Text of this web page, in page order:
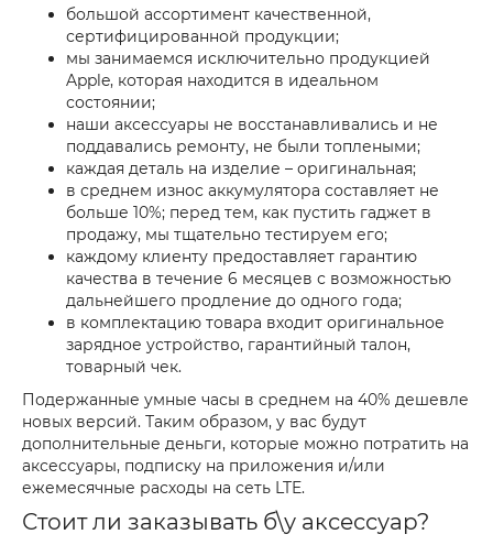
большой ассортимент качественной,
сертифицированной продукции;
мы занимаемся исключительно продукцией
Apple, которая находится в идеальном
состоянии;
наши аксессуары не восстанавливались и не
поддавались ремонту, не были топлеными;
каждая деталь на изделие – оригинальная;
в среднем износ аккумулятора составляет не
больше 10%; перед тем, как пустить гаджет в
продажу, мы тщательно тестируем его;
каждому клиенту предоставляет гарантию
качества в течение 6 месяцев с возможностью
дальнейшего продление до одного года;
в комплектацию товара входит оригинальное
зарядное устройство, гарантийный талон,
товарный чек.
Подержанные умные часы в среднем на 40% дешевле
новых версий. Таким образом, у вас будут
дополнительные деньги, которые можно потратить на
аксессуары, подписку на приложения и/или
ежемесячные расходы на сеть LTE.
Стоит ли заказывать б\у аксессуар?